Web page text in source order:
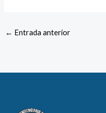
← Entrada anterior